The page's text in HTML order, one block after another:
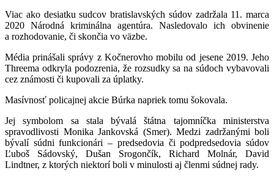
Viac ako desiatku sudcov bratislavských súdov zadržala 11. marca
2020 Národná kriminálna agentúra. Nasledovalo ich obvinenie
a rozhodovanie, či skončia vo väzbe.
Média prinášali správy z Kočnerovho mobilu od jesene 2019. Jeho
Threema odkryla podozrenia, že rozsudky sa na súdoch vybavovali
cez známosti či kupovali za úplatky.
Masívnosť policajnej akcie Búrka napriek tomu šokovala.
Jej symbolom sa stala bývalá štátna tajomníčka ministerstva
spravodlivosti Monika Jankovská (Smer). Medzi zadržanými boli
bývalí súdni funkcionári – predsedovia či podpredsedovia súdov
Ľuboš Sádovský, Dušan Srogončík, Richard Molnár, David
Lindtner, z ktorých niektorí boli v minulosti aj členmi súdnej rady.